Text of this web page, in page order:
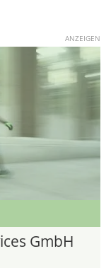
ANZEIGEN
GmbH